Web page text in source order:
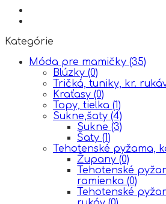
Kategórie
Móda pre mamičky (35)
Blúzky (0)
Tričká, tuniky, kr.
Kraťasy (0)
Topy, tielka (1)
Sukne,šaty (4)
Sukne (3)
Šaty (1)
Tehotenské pyžama,
Župany (0)
Tehotenské
ramienka (0)
Tehotenské